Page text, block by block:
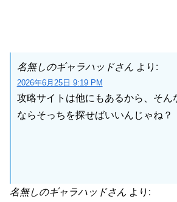
名無しのギャラハッドさん より:
2026年6月25日 9:19 PM
攻略サイトは他にもあるから、そん
ならそっちを探せばいいんじゃね？
名無しのギャラハッドさん より: